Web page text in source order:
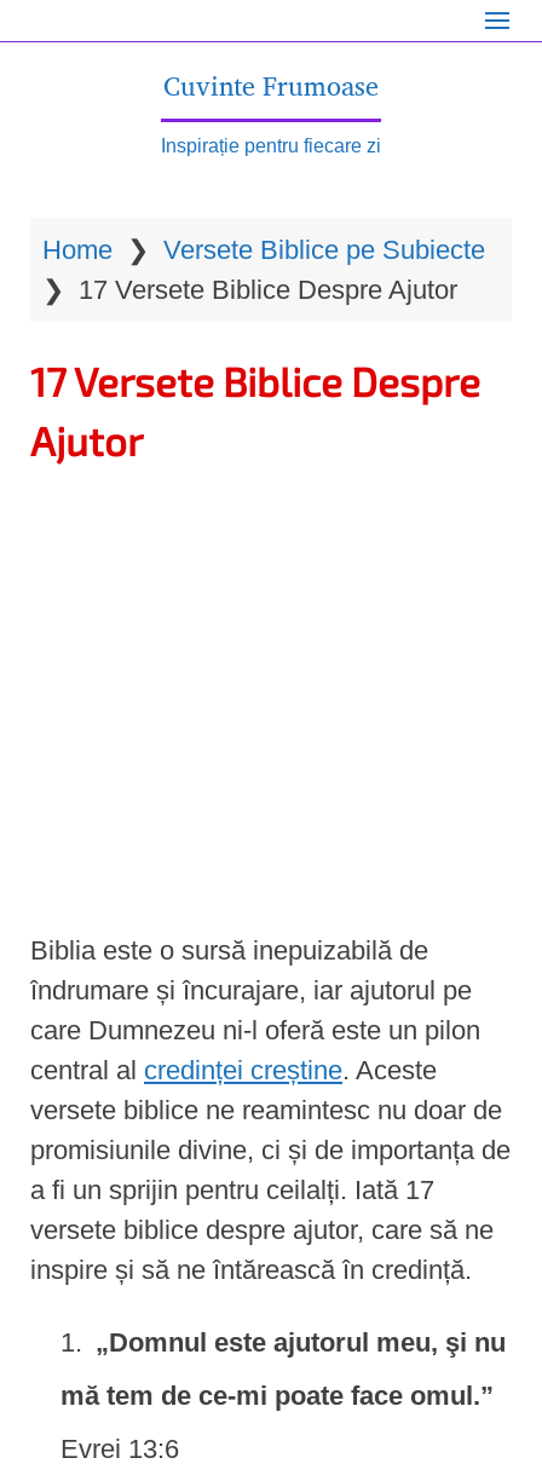
Cuvinte Frumoase
Inspirație pentru fiecare zi
Home ❯ Versete Biblice pe Subiecte
❯ 17 Versete Biblice Despre Ajutor
17 Versete Biblice Despre
Ajutor
Biblia este o sursă inepuizabilă de
îndrumare și încurajare, iar ajutorul pe
care Dumnezeu ni-l oferă este un pilon
central al credinței creștine. Aceste
versete biblice ne reamintesc nu doar de
promisiunile divine, ci și de importanța de
a fi un sprijin pentru ceilalți. Iată 17
versete biblice despre ajutor, care să ne
inspire și să ne întărească în credință.
„Domnul este ajutorul meu, şi nu
mă tem de ce-mi poate face omul.”
Evrei 13:6